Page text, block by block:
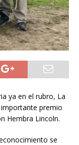
ya en el rubro, La
premio
Hembra Lincoln.
se